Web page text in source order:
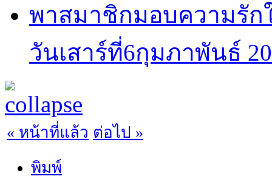
พาสมาชิกมอบความรั
วันเสาร์ที่6กุมภาพันธ์
« หน้าที่แล้ว ต่อไป »
พิมพ์